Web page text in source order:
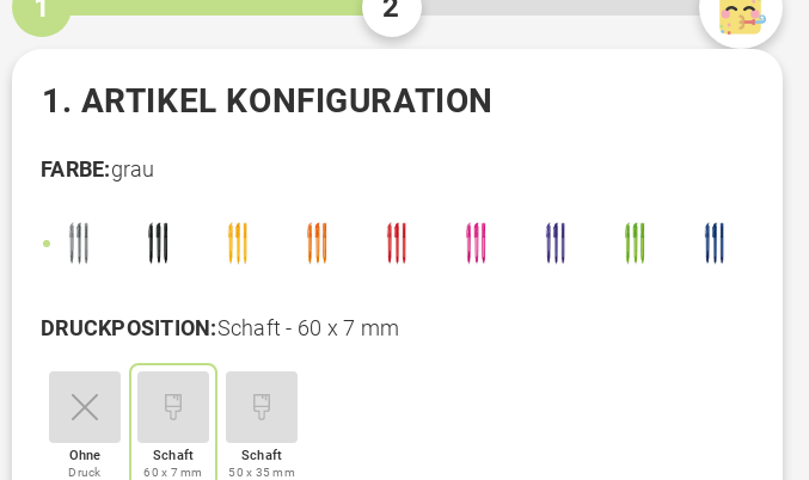
1 2
1. ARTIKEL KONFIGURATION
FARBE:grau
DRUCKPOSITION:Schaft - 60 x 7 mm
Ohne
Druck
Schaft
60 x 7 mm
Schaft
50 x 35 mm